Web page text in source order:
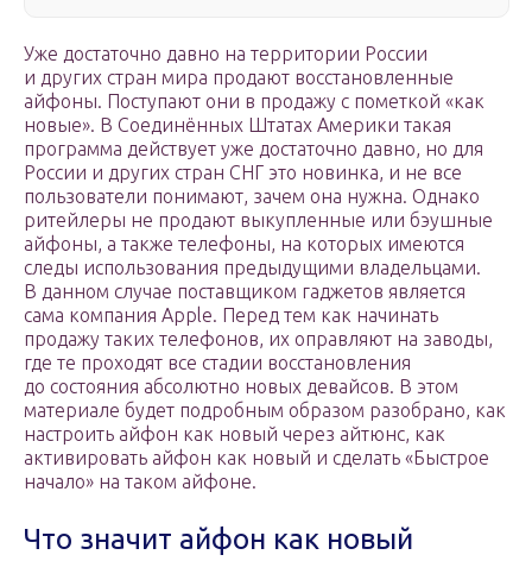
Уже достаточно давно на территории России
и других стран мира продают восстановленные
айфоны. Поступают они в продажу с пометкой «как
новые». В Соединённых Штатах Америки такая
программа действует уже достаточно давно, но для
России и других стран СНГ это новинка, и не все
пользователи понимают, зачем она нужна. Однако
ритейлеры не продают выкупленные или бэушные
айфоны, а также телефоны, на которых имеются
следы использования предыдущими владельцами.
В данном случае поставщиком гаджетов является
сама компания Apple. Перед тем как начинать
продажу таких телефонов, их оправляют на заводы,
где те проходят все стадии восстановления
до состояния абсолютно новых девайсов. В этом
материале будет подробным образом разобрано, как
настроить айфон как новый через айтюнс, как
активировать айфон как новый и сделать «Быстрое
начало» на таком айфоне.
Что значит айфон как новый